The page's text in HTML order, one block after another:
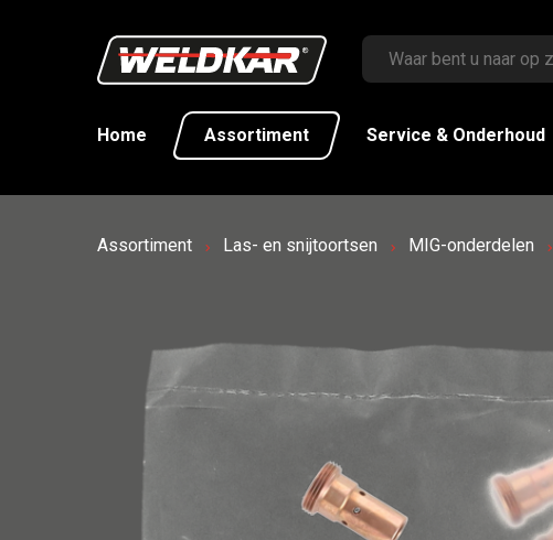
Home Assortiment Service & Onderhoud
Assortiment Las- en snijtoortsen MIG-onderdelen